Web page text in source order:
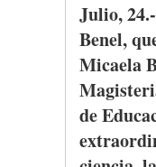
Julio,
Benel,
Micaela
de